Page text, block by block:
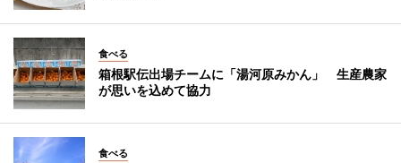
食べる
箱根駅伝出場チームに「湯河原みかん」 生産農家
が思いを込めて協力
食べる